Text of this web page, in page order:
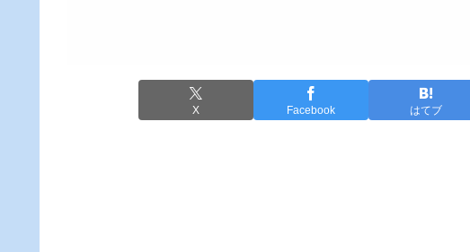
X Facebook はてブ